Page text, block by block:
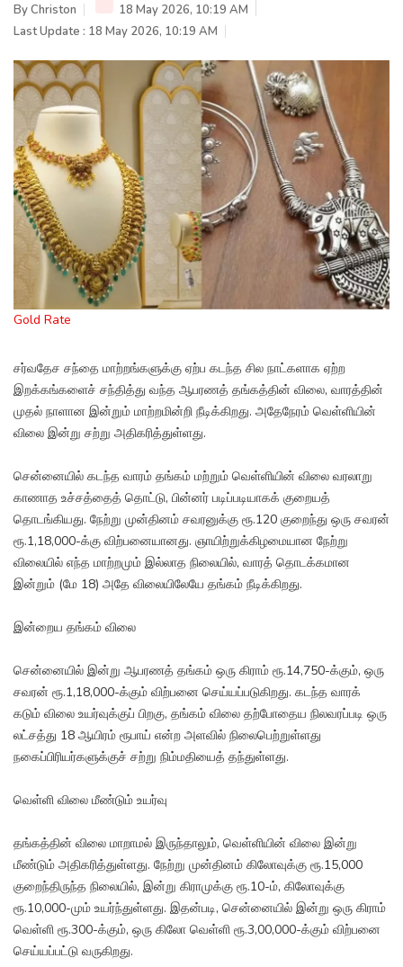
ByChriston
18 May 2026, 10:19 AM
Last Update : 18 May 2026, 10:19 AM
Gold Rate
சர்வதேச சந்தை மாற்றங்களுக்கு ஏற்ப கடந்த சில நாட்களாக ஏற்ற
இறக்கங்களைச் சந்தித்து வந்த ஆபரணத் தங்கத்தின் விலை, வாரத்தின்
முதல் நாளான இன்றும் மாற்றமின்றி நீடிக்கிறது. அதேநேரம் வெள்ளியின்
விலை இன்று சற்று அதிகரித்துள்ளது.
சென்னையில் கடந்த வாரம் தங்கம் மற்றும் வெள்ளியின் விலை வரலாறு
காணாத உச்சத்தைத் தொட்டு, பின்னர் படிப்படியாகக் குறையத்
தொடங்கியது. நேற்று முன்தினம் சவரனுக்கு ரூ.120 குறைந்து ஒரு சவரன்
ரூ.1,18,000-க்கு விற்பனையானது. ஞாயிற்றுக்கிழமையான நேற்று
விலையில் எந்த மாற்றமும் இல்லாத நிலையில், வாரத் தொடக்கமான
இன்றும் (மே 18) அதே விலையிலேயே தங்கம் நீடிக்கிறது.
இன்றைய தங்கம் விலை
சென்னையில் இன்று ஆபரணத் தங்கம் ஒரு கிராம் ரூ.14,750-க்கும், ஒரு
சவரன் ரூ.1,18,000-க்கும் விற்பனை செய்யப்படுகிறது. கடந்த வாரக்
கடும் விலை உயர்வுக்குப் பிறகு, தங்கம் விலை தற்போதைய நிலவரப்படி ஒரு
லட்சத்து 18 ஆயிரம் ரூபாய் என்ற அளவில் நிலைபெற்றுள்ளது
நகைப்பிரியர்களுக்குச் சற்று நிம்மதியைத் தந்துள்ளது.
வெள்ளி விலை மீண்டும் உயர்வு
தங்கத்தின் விலை மாறாமல் இருந்தாலும், வெள்ளியின் விலை இன்று
மீண்டும் அதிகரித்துள்ளது. நேற்று முன்தினம் கிலோவுக்கு ரூ.15,000
குறைந்திருந்த நிலையில், இன்று கிராமுக்கு ரூ.10-ம், கிலோவுக்கு
ரூ.10,000-மும் உயர்ந்துள்ளது. இதன்படி, சென்னையில் இன்று ஒரு கிராம்
வெள்ளி ரூ.300-க்கும், ஒரு கிலோ வெள்ளி ரூ.3,00,000-க்கும் விற்பனை
செய்யப்பட்டு வருகிறது.